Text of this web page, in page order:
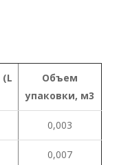
(L
Объем
упаковки, м3
0,003
0,007